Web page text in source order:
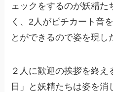
ェックをするのが妖精
く、2人がピチカート音
とができるので姿を現し
２人に歓迎の挨拶を終え
日」と妖精たちは姿を消